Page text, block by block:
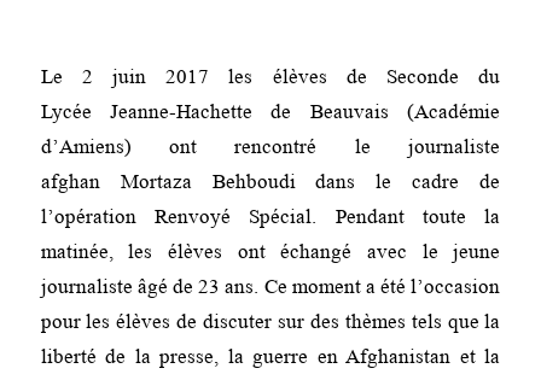
Le 2 juin 2017 les élèves de Seconde du
Lycée Jeanne-Hachette de Beauvais (Académie
d’Amiens) ont rencontré le journaliste
afghan Mortaza Behboudi dans le cadre de
l’opération Renvoyé Spécial. Pendant toute la
matinée, les élèves ont échangé avec le jeune
journaliste âgé de 23 ans. Ce moment a été l’occasion
pour les élèves de discuter sur des thèmes tels que la
liberté de la presse, la guerre en Afghanistan et la